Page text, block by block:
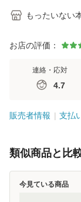
もったいない
お店の評価：
連絡・応対
4.7
販売者情報 支払
類似商品と比
今見ている商品